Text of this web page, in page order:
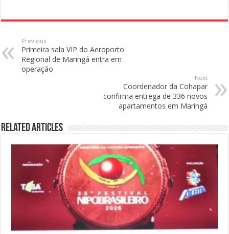
Previous
Primeira sala VIP do Aeroporto
Regional de Maringá entra em
operação
Next
Coordenador da Cohapar
confirma entrega de 336 novos
apartamentos em Maringá
Related Articles